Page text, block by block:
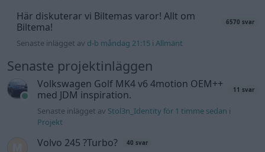
Här diskuterar vi Biltemas varor! Allt om
Biltema!
6570 svar
Senaste inlägget av d-b måndag 21:15 i Allmänt
Senaste projektinläggen
Volkswagen Golf MK4 v6 4motion OEM++
med JDM inspiration.
11 svar
Senaste inlägget av Stol3n_Identity för 1 timme sedan i
Projekt
Volvo 245 ?Turbo? 40 svar